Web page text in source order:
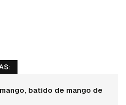
batido de mango de